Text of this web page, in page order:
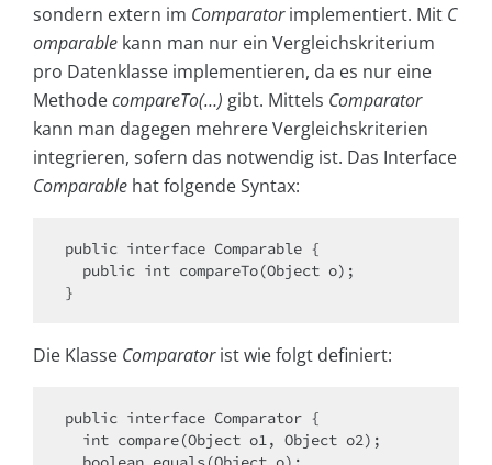
sondern extern im Comparatorimplementiert. Mit C
omparable kann man nur ein Vergleichskriterium
pro Datenklasse implementieren, da es nur eine
MethodecompareTo(…) gibt. Mittels Comparator
kann man dagegen mehrere Vergleichskriterien
integrieren, sofern das notwendig ist. Das Interface
Comparable hat folgende Syntax:
public interface Comparable {
}
Die Klasse Comparatorist wie folgt definiert:
public interface Comparator {